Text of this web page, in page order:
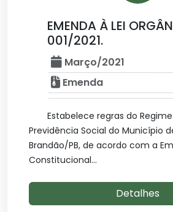
EMENDA À LEI
001/2021.
Março/2021
Emenda
Estabelece regras do
Previdência Social do Município
Brandão/PB, de acordo com a
Constitucional...
Detalhes